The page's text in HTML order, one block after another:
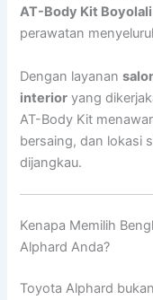
AT-Body Kit Boyolali
perawatan
Dengan layanan
interior yang
AT-Body Kit
bersaing, dan lokasi
dijangkau.
Kenapa Memilih
Alphard Anda?
Toyota Alphard